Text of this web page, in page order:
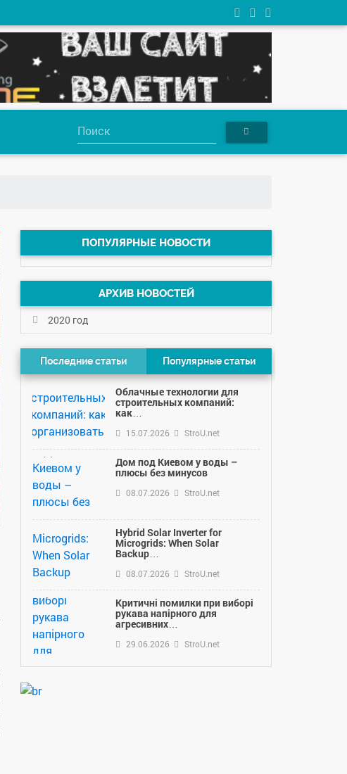
ПОПУЛЯРНЫЕ НОВОСТИ
АРХИВ НОВОСТЕЙ
2020 год
Последние статьи Популярные статьи
Облачные технологии для
строительных компаний:
как…
15.07.2026 StroU.net
Дом под Киевом у воды –
плюсы без минусов
08.07.2026 StroU.net
Hybrid Solar Inverter for
Microgrids: When Solar
Backup…
08.07.2026 StroU.net
Критичні помилки при виборі
рукава напірного для
агресивних…
29.06.2026 StroU.net